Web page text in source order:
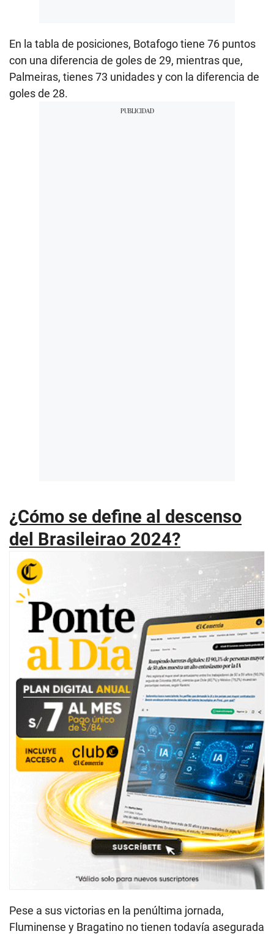
En la tabla de posiciones, Botafogo tiene 76 puntos
con una diferencia de goles de 29, mientras que,
Palmeiras, tienes 73 unidades y con la diferencia de
goles de 28.
¿Cómo se define al descenso
del Brasileirao 2024?
Pese a sus victorias en la penúltima jornada,
Fluminense y Bragatino no tienen todavía asegurada